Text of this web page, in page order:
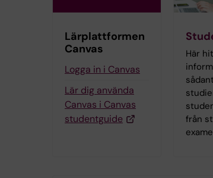
Lärplattformen
Canvas
Logga in i Canvas
Lär dig använda
Canvas i Canvas
studentguide
Här
från